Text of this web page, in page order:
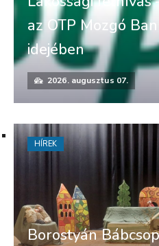
az OTP Mozgó
idejében
2026. augusztus 07.
Borostyán
HÍREK